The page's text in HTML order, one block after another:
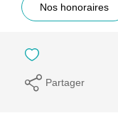
Nos honoraires
Partager